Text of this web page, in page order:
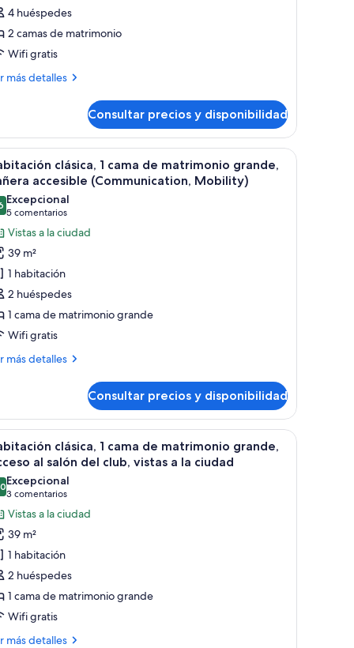
4 huéspedes
2 camas de matrimonio
Wifi gratis
más detalles
Consultar precios y disponibilidad
grande, televisor, escritorio y vistas a la ciudad.Habitación de hotel con una cama grande,
5
clásica, 1 cama de matrimonio grande,
accesible (Communication, Mobility)
de 10
Excepcional
5 comentarios
(5 comentarios)
Vistas a la ciudad
39 m²
1 habitación
2 huéspedes
1 cama de matrimonio grande
Wifi gratis
más detalles
Consultar precios y disponibilidad
un escritorio, una silla, un banco, un televisor y un ventanal con vista a
Habitación de hotel con una cama grande,
6
clásica, 1 cama de matrimonio grande,
al salón del club, vistas a la ciudad
de 10
Excepcional
3 comentarios
(3 comentarios)
Vistas a la ciudad
39 m²
1 habitación
2 huéspedes
1 cama de matrimonio grande
Wifi gratis
más detalles